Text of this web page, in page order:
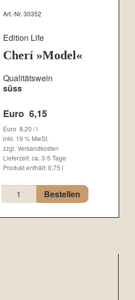
Art.-Nr. 30352
Edition Life
Cherí »Model«
Qualitätswein
süss
Euro 6,15
Euro 8,20 /l
inkl. 19 % MwSt.
zzgl.Versandkosten
Lieferzeit:ca. 3-5 Tage
Produkt enthält: 0,75l
Cherí
»Model«
Menge
Bestellen